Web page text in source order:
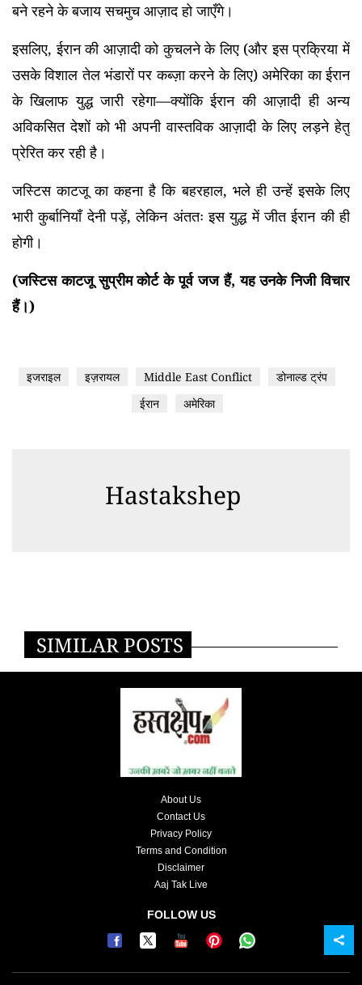
बने रहने के बजाय सचमुच आज़ाद हो जाएँगे।
इसलिए, ईरान की आज़ादी को कुचलने के लिए (और इस प्रक्रिया में
उसके विशाल तेल भंडारों पर कब्ज़ा करने के लिए) अमेरिका का ईरान
के खिलाफ युद्ध जारी रहेगा—क्योंकि ईरान की आज़ादी ही अन्य
अविकसित देशों को भी अपनी वास्तविक आज़ादी के लिए लड़ने हेतु
प्रेरित कर रही है।
जस्टिस काटजू का कहना है कि बहरहाल, भले ही उन्हें इसके लिए
भारी कुर्बानियाँ देनी पड़ें, लेकिन अंततः इस युद्ध में जीत ईरान की ही
होगी।
(जस्टिस काटजू सुप्रीम कोर्ट के पूर्व जज हैं, यह उनके निजी विचार
हैं।)
इजराइल इज़रायल Middle East Conflict
डोनाल्ड ट्रंप
ईरान
अमेरिका
Hastakshep
SIMILAR POSTS
About Us
Contact Us
Privacy Policy
Terms and Condition
Disclaimer
Aaj Tak Live
FOLLOW US